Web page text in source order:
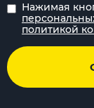
Нажимая
политикой